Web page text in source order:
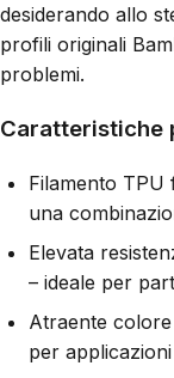
desiderando allo
profili originali
problemi.
Caratteristiche
Filamento
una
Elevata
– ideale per
Atraente
per